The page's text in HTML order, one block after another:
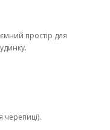
простір для
черепиці).